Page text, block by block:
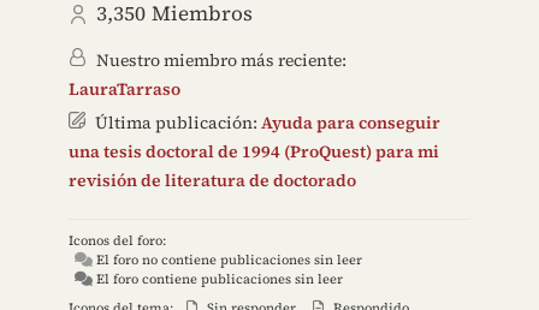
3,350 Miembros
Nuestro miembro más reciente:
LauraTarraso
Última publicación: Ayuda para conseguir
una tesis doctoral de 1994 (ProQuest) para mi
revisión de literatura de doctorado
Iconos del foro:
El foro no contiene publicaciones sin leer
El foro contiene publicaciones sin leer